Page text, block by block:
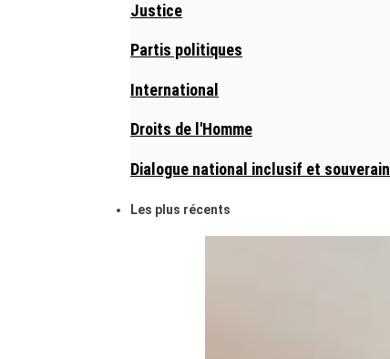
Justice
Partis politiques
International
Droits de l'Homme
Dialogue national inclusif et souverain
Les plus récents